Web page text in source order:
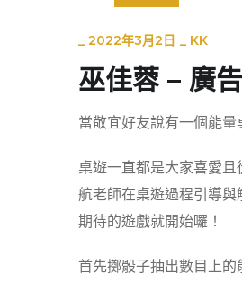
2022年3月2日 KK
巫佳蓉 – 廣
當敬宜好友說有一個能
桌遊一直都是大家喜愛
航老師在桌遊過程引導
期待的遊戲就開始囉！
首先擲骰子抽出數目上